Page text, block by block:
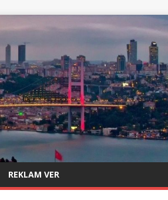
REKLAM VER